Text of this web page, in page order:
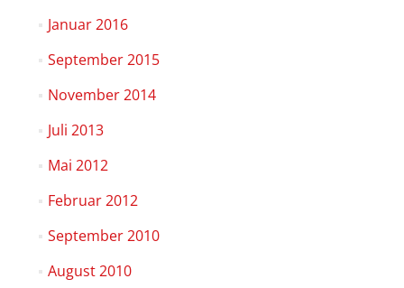
Januar 2016
September 2015
November 2014
Juli 2013
Mai 2012
Februar 2012
September 2010
August 2010